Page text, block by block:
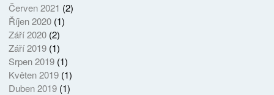
Červen 2021 (2)
Říjen 2020(1)
Září 2020(2)
Září 2019(1)
Srpen 2019(1)
Květen 2019(1)
Duben 2019(1)